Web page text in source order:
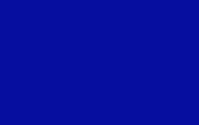
de Gas
de Gas